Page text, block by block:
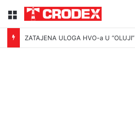
Menu
ZATAJENA ULOGA HVO-a U “OLUJI”